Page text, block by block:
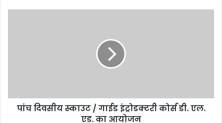
पांच दिवसीय स्काउट / गाईड इंट्रोडक्टरी कोर्स डी. एल.
एड. का आयोजन